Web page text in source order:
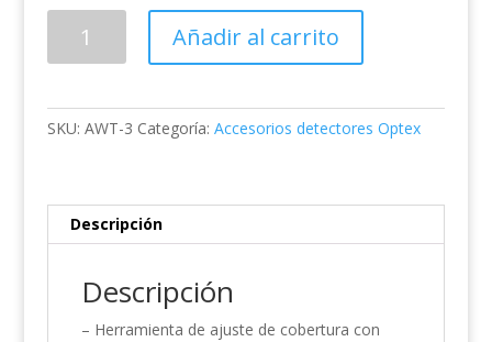
Añadir al carrito
SKU: AWT-3 Categoría: Accesorios detectores Optex
Descripción
Descripción
– Herramienta de ajuste de cobertura con